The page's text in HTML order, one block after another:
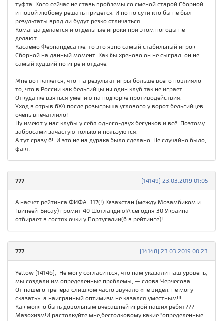
туфта. Кого сейчас не ставь проблемы со сменой старой Сборной
и новой любому решать придётся. И по по сути кто бы не был -
результаты вряд ли будут резко отличаться.
Команда делается и отдельные игроки при этом погоды не
делают.
Касаемо Фернандеса же, то это явно самый стабильный игрок
Сборной на данный момент. Как бы хреново он не сыграл, он не
самый худший по игре и отдаче.
Мне вот кажется, что на результат игры больше всего повлияло
то, что в России как бельгийцы ни один клуб так не играет.
Откуда же взяться умению на подкорке противодействия.
Уход в отрыв 6Х4 после розыгрыша углового у ворот бельгийцев
очень впечатлило!
Ну имеют у нас клубы у себя одного-двух бегунков и всё. Поэтому
забросами зачастую только и пользуются.
А тут сразу 6! И это не на дурака было сделано. Не случайно было,
факт.
[14149] 23.03.2019 01:05
777
А насчет рейтинга ФИФА...117(!) Казахстан (между Мозамбиком и
Гвинеей-Бисау) громит 40 Шотландию!А сегодня 30 Украина
отбирает в гостях очки у Португалии(6 в рейтинге)!
[14148] 23.03.2019 00:23
777
Yellow [14146], Не могу согласиться, что нам указали наш уровень,
мы создали им определенные проблемы, — слова Черчесова.
От нашего тренера слишком часто звучало «не видел, не могу
сказать», а наигранный оптимизм не казался умеcтным!!!
Как можно быть довольным вчерашней игрой наших ребят???
Мазохизм!И растолкуйте мне,бестолковому,какие "определенные